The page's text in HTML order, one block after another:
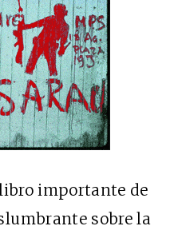
importante de
sobre la